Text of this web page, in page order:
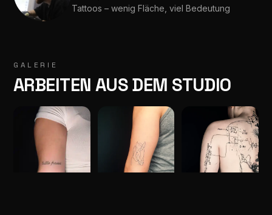
Tattoos – wenig Fläche, viel Bedeutung
GALERIE
ARBEITEN AUS DEM STUDIO